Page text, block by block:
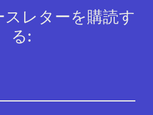
レターを購読す
る: